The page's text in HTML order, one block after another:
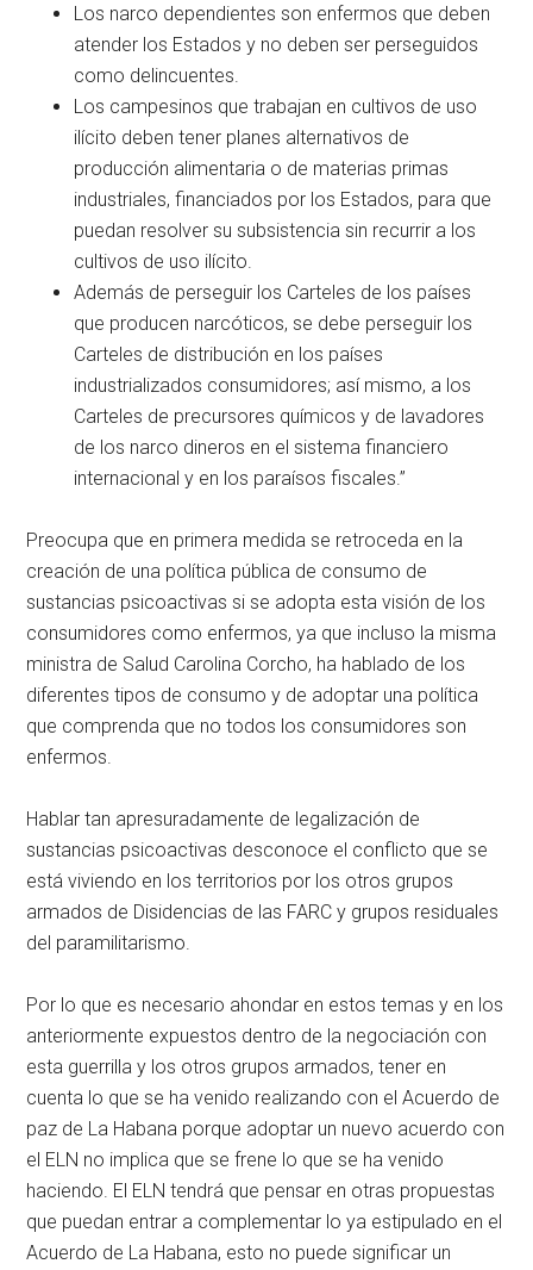
Los narco dependientes son enfermos que deben
atender los Estados y no deben ser perseguidos
como delincuentes.
Los campesinos que trabajan en cultivos de uso
ilícito deben tener planes alternativos de
producción alimentaria o de materias primas
industriales, financiados por los Estados, para que
puedan resolver su subsistencia sin recurrir a los
cultivos de uso ilícito.
Además de perseguir los Carteles de los países
que producen narcóticos, se debe perseguir los
Carteles de distribución en los países
industrializados consumidores; así mismo, a los
Carteles de precursores químicos y de lavadores
de los narco dineros en el sistema financiero
internacional y en los paraísos fiscales.”
Preocupa que en primera medida se retroceda en la
creación de una política pública de consumo de
sustancias psicoactivas si se adopta esta visión de los
consumidores como enfermos, ya que incluso la misma
ministra de Salud Carolina Corcho, ha hablado de los
diferentes tipos de consumo y de adoptar una política
que comprenda que no todos los consumidores son
enfermos.
Hablar tan apresuradamente de legalización de
sustancias psicoactivas desconoce el conflicto que se
está viviendo en los territorios por los otros grupos
armados de Disidencias de las FARC y grupos residuales
del paramilitarismo.
Por lo que es necesario ahondar en estos temas y en los
anteriormente expuestos dentro de la negociación con
esta guerrilla y los otros grupos armados, tener en
cuenta lo que se ha venido realizando con el Acuerdo de
paz de La Habana porque adoptar un nuevo acuerdo con
el ELN no implica que se frene lo que se ha venido
haciendo. El ELN tendrá que pensar en otras propuestas
que puedan entrar a complementar lo ya estipulado en el
Acuerdo de La Habana, esto no puede significar un